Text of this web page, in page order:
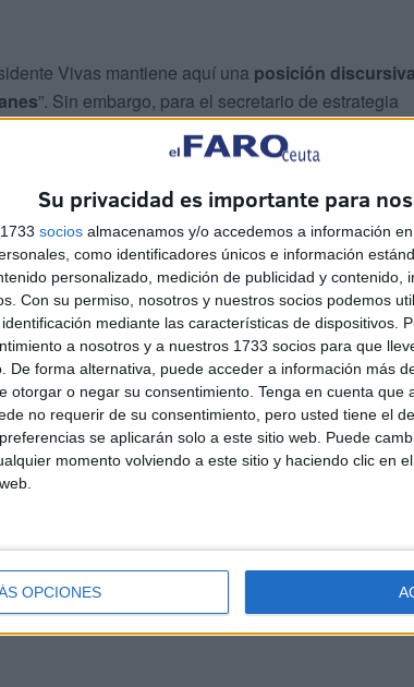
Su privacidad es importante para
socios almacenamos y/o accedemos a información
como identificadores únicos e información
personalizado, medición de publicidad y contenido,
Con su permiso, nosotros y nuestros socios podemos
mediante las características de dispositivos.
a nosotros y a nuestros 1733 socios para que
De forma alternativa, puede acceder a información más
otorgar o negar su consentimiento. Tenga en cuenta que
no requerir de su consentimiento, pero usted tiene el
se aplicarán solo a este sitio web. Puede
momento volviendo a este sitio y haciendo clic en
OPCIONES
Vivas mantiene aquí una posición discursiva
”. Sin embargo, para el secretario de estrategia
puede entender como fingida, puesto que, a la
, se abraza a Feijóo, lo aplaude y lo
Feijóo-Abascal y con Ceutasimultáneamente”.
incómoda en la que se encuentra el PP de
en una repugnante ambigüedad calculada”.